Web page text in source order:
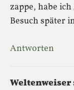
zappe, habe
Besuch später
Antworten
Weltenweiser